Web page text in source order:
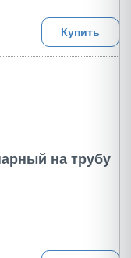
Купить
на трубу